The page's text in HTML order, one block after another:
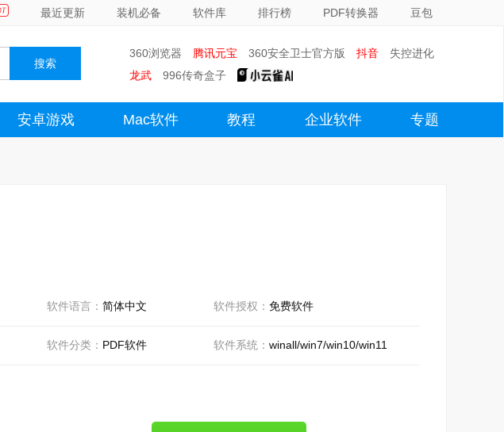
最近更新 装机必备 软件库 排行榜 PDF转换器 豆包
360浏览器 腾讯元宝 360安全卫士官方版 抖音
失控进化
龙武
996传奇盒子
安卓游戏 Mac软件 教程 企业软件 专题
软件语言： 简体中文 软件授权： 免费软件
软件分类： PDF软件 软件系统： winall/win7/win10/win11